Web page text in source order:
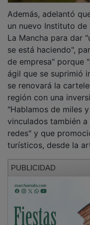
un nuevo Instituto de
La Mancha para dar
se está haciendo",
de empresa" porque
ágil que se suprimió
se renovará la
región con una
"Hablamos de miles
vinculados también
redes" y que
turísticos, desde la